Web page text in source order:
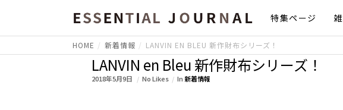
特集ページ
HOME 新着情報 LANVIN EN BLEU 新作財布シリーズ！
LANVIN en Bleu 新作財布シリーズ！
2018年5月9日 No Likes In新着情報